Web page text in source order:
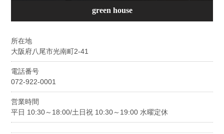
green house
所在地
大阪府八尾市光南町2-41
電話番号
072-922-0001
営業時間
平日 10:30～18:00/土日祝 10:30～19:00 水曜定休